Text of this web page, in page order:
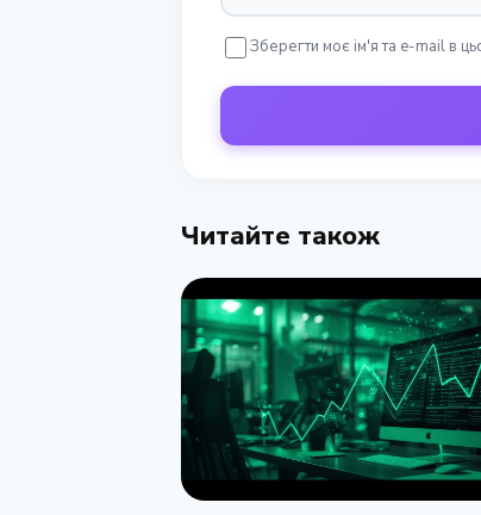
Зберегти моє ім'я та e-mail в
Читайте також